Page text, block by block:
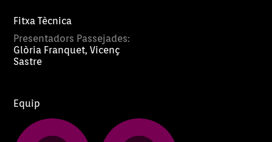
Fitxa Tècnica
Presentadors Passejades:
Glòria Franquet, Vicenç
Sastre
Equip